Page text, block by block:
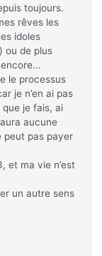
toujours.
rêves les
idoles
ou de plus
le processus
je n’en ai pas
je fais, ai
aucune
peut pas payer
et ma vie n’est
un autre sens